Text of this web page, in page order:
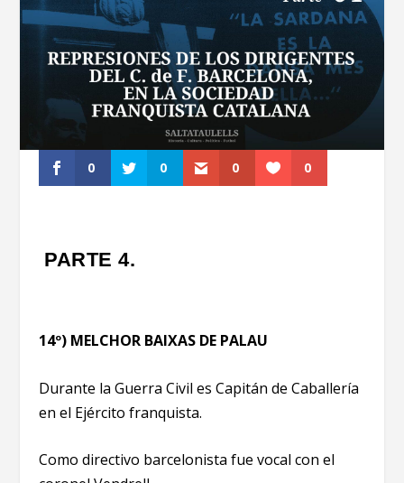
0 0 0 0
PARTE 4.
14º) MELCHOR BAIXAS DE PALAU
Durante la Guerra Civil es Capitán de Caballería
en el Ejército franquista.
Como directivo barcelonista fue vocal con el